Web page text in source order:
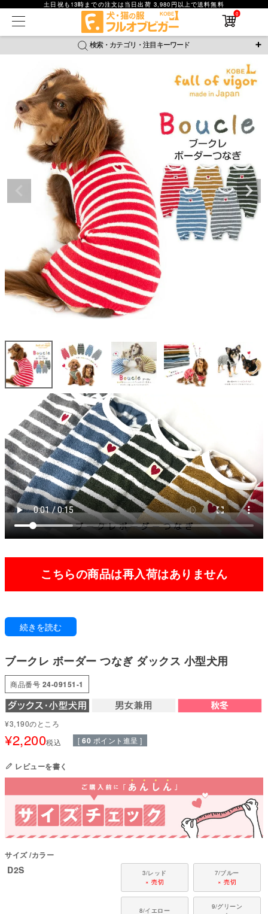
土日祝も13時までの注文は当日出荷 3,980円以上で送料無料
0
検索・カテゴリ・注目キーワード
ジャージ 防蚊 ラッシュガード
接触冷感 おそろコーデ 背中開きアイテム
新作アイテム
返品・交換について ご利用ガイド
詳細検索
在庫なし商品
在庫なし商品を表示しない
価格が安い順
価格が高い順
レビュー数順
検索
こちらの商品は再入荷はありません
可愛いカラーとタフな素材を両立!カラフルなボーダーつなぎ
ネップ糸の入ったハードパイル素材は、ガシガシと着こんでいただけるタイ
プ!
背中にワンポイントのハートネームをあしらっています。
●本体：ブークレボーダー(綿69%・ポリエステル31%)
●部分使い：40スパンテレコ(綿95%・ポリウレタン5%)
●日本製：MADE IN JAPAN
●伸縮性(5段階)：3
●厚さ(5段階)：2
●お洗濯について：手洗い又は、洗濯ネットを使用。アイロンは、当て布を
して中温。 ファスナー・ボタン・面テープがある商品は、しっかり止めた状
国内の縫製工場と連携して、一つひとつ丁寧に仕上げています。心地よい着
心地をお楽しみください。
対象犬種
カニンヘン・ミニチュアダックス、ダックスフンド、シーズー、チワワ、パ
ピヨン、ポメラニアン、マルチーズ、トイプードル、ミニチュアシュナウザ
続きを読む
ブークレ ボーダー つなぎ ダックス 小型犬用
商品番号 24-09151-1
¥3,190のところ
¥2,200税込 [ 60 ポイント進呈 ]
レビューを書く
サイズ カラー
D2S
3/レッド
× 売切
7/ブルー
× 売切
8/イエロー
9/グリーン